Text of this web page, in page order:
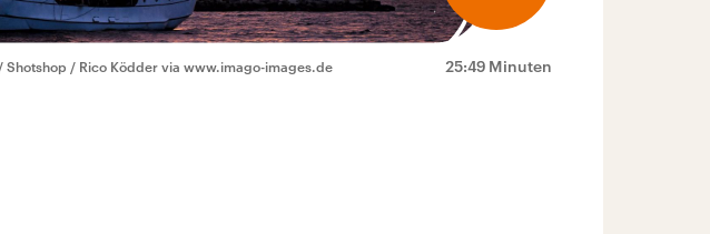
25:49 Minuten
/ Rico Ködder via www.imago-images.de